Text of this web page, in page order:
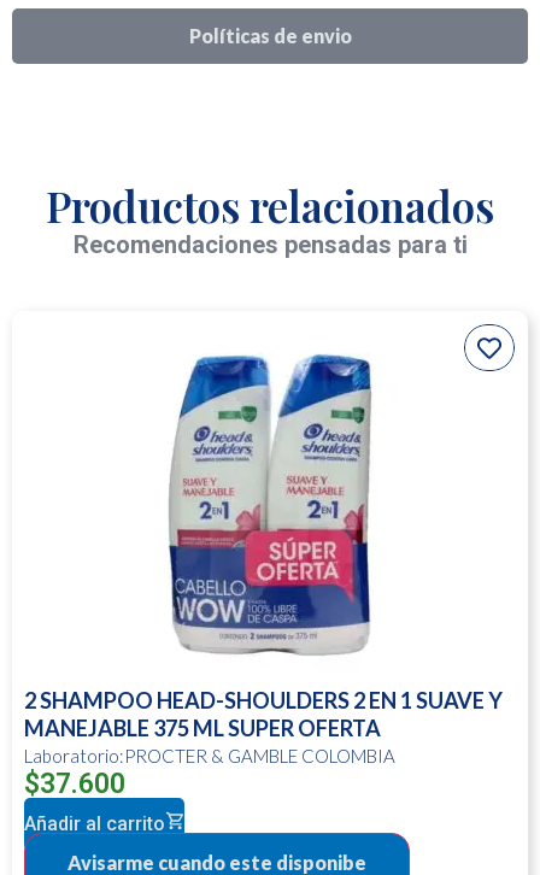
Políticas de envio
Productos relacionados
Recomendaciones pensadas para ti
2 SHAMPOO HEAD-SHOULDERS 2 EN 1 SUAVE Y
MANEJABLE 375 ML SUPER OFERTA
Laboratorio:PROCTER & GAMBLE COLOMBIA
$37.600
Añadir al carrito